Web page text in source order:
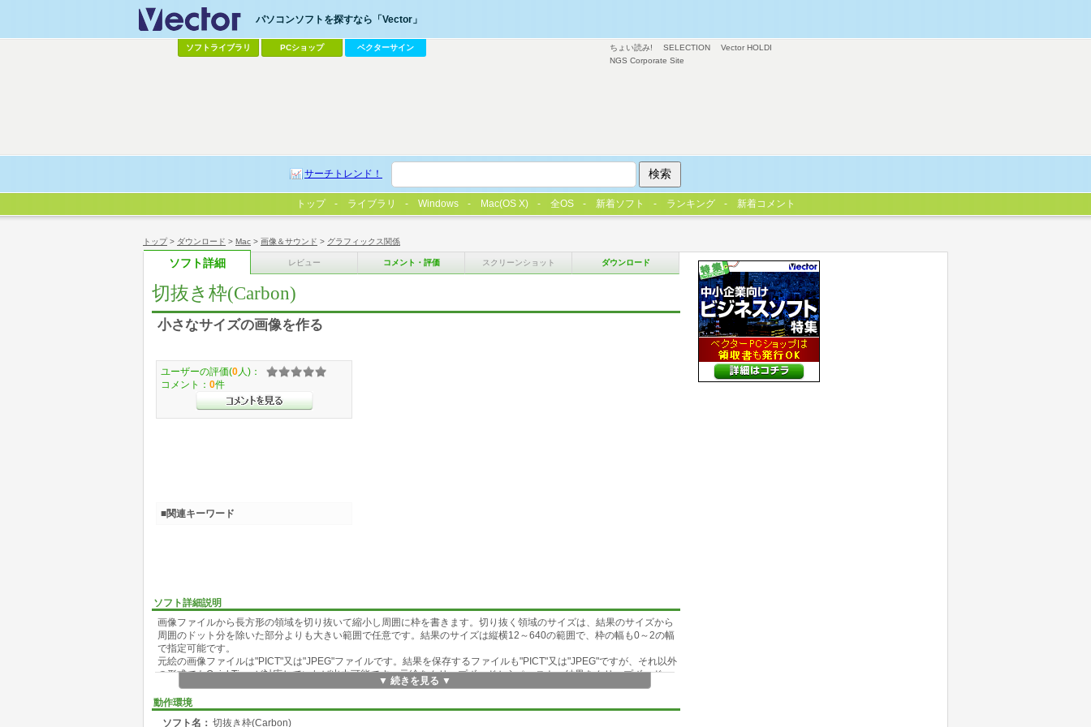
トップ> ダウンロード > Mac > 画像＆サウンド > グラフィックス関係
ソフト詳細 レビュー コメント・評価 スクリーンショット ダウンロード
切抜き枠(Carbon)
小さなサイズの画像を作る
ソフト詳細説明
画像ファイルから長方形の領域を切り抜いて縮小し周囲に枠を書きます。切り抜く領域のサイズは、結果のサイズから
周囲のドット分を除いた部分よりも大きい範囲で任意です。結果のサイズは縦横12～640の範囲で、枠の幅も0～2の幅
で指定可能です。
元絵の画像ファイルは"PICT"又は"JPEG"ファイルです。結果を保存するファイルも"PICT"又は"JPEG"ですが、それ以外
の形式でもQuickTimeが対応していれば出力可能です。元絵をクリップボードからペースト、結果をクリップボードへ
コピーすることも可能です。
普通のグラフィックソフトでも可能な作業で、そのほうが結果も綺麗になりますが、「切抜き枠」のほうが手っ取り早
く作業ができるので、画質より手間を優先するような用途では有用だろうと思います。
▼ 続きを見る ▼
動作環境
ソフト名： 切抜き枠(Carbon)
ユーザーの評価(0 人)：
コメント： 0件
■関連キーワード
ちょい読み! SELECTION
Vector HOLDI
NGS Corporate Site
パソコンソフトを探すなら「Vector」
ソフトライブラリ PCショップ ベクターサイン
サーチトレンド！
トップ ライブラリ Windows Mac(OS X) 全OS 新着ソフト ランキング 新着コメント